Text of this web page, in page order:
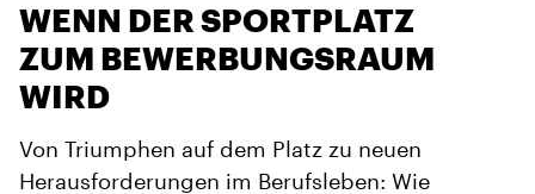
WENN DER SPORTPLATZ
ZUM BEWERBUNGSRAUM
WIRD
Von Triumphen auf dem Platz zu neuen
Herausforderungen im Berufsleben: Wie